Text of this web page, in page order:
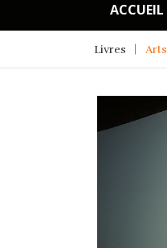
ACCUEIL
Livres Arts